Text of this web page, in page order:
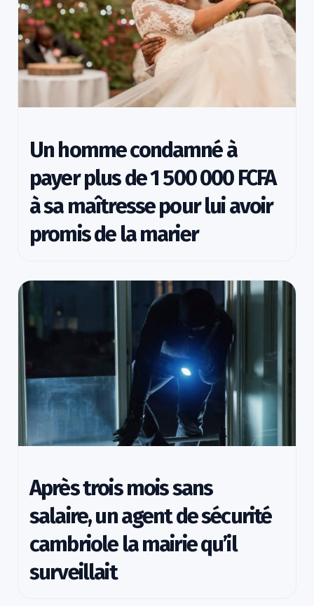
Un homme condamné à
payer plus de 1 500 000 FCFA
à sa maîtresse pour lui avoir
promis de la marier
Après trois mois sans
salaire, un agent de sécurité
cambriole la mairie qu’il
surveillait